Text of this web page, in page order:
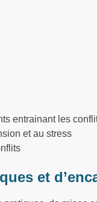
entrainant les
et au stress
et